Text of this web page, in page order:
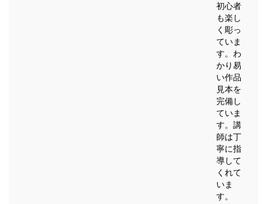
初心者
も楽し
く彫っ
ていま
す。わ
かり易
い作品
見本を
完備し
ていま
す。講
師は丁
寧に指
導して
くれて
いま
す。